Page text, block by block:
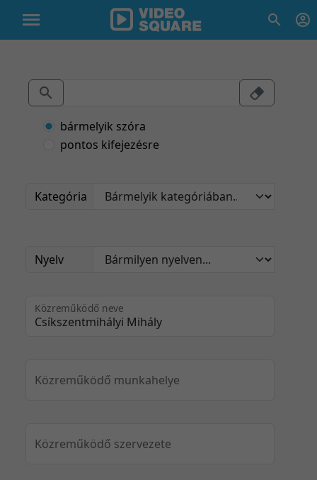
bármelyik szóra
pontos kifejezésre
Kategória
Nyelv
Közreműködő neve
Közreműködő munkahelye
Közreműködő szervezete